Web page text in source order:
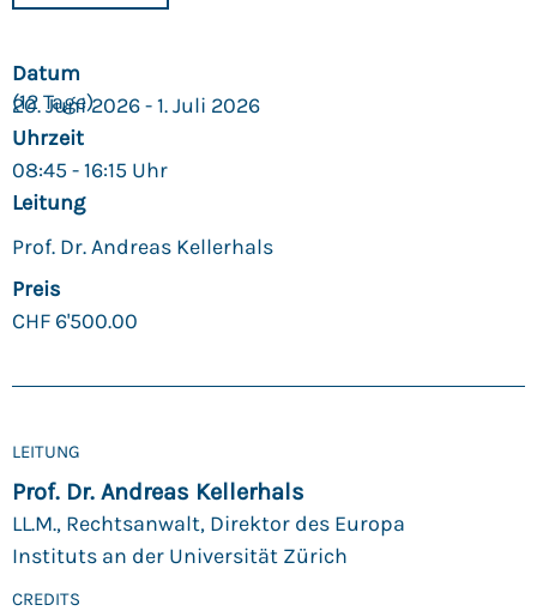
Datum
20. Juni 2026 - 1. Juli 2026
(12 Tage)
Uhrzeit
08:45 - 16:15 Uhr
Leitung
Prof. Dr. Andreas Kellerhals
Preis
CHF 6'500.00
LEITUNG
Prof. Dr. Andreas Kellerhals
LL.M., Rechtsanwalt, Direktor des Europa
Instituts an der Universität Zürich
CREDITS